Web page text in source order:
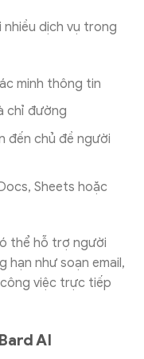
nhiều dịch vụ trong
minh thông tin
chỉ đường
đến chủ đề người
Sheets hoặc
thể hỗ trợ người
hạn như soạn email,
việc trực tiếp
AI